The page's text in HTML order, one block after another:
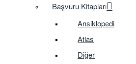
Başvuru Kitapları
Ansiklopedi
Atlas
Diğer